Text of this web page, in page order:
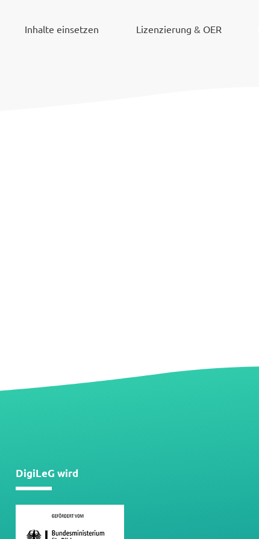
Inhalte einsetzen Lizenzierung & OER
DigiLeG wird